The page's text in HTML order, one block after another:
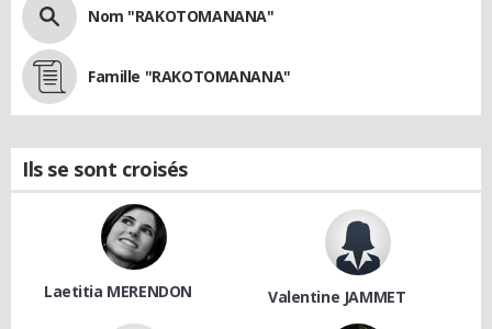
Nom "RAKOTOMANANA"
Famille "RAKOTOMANANA"
Ils se sont croisés
Laetitia MERENDON Valentine JAMMET